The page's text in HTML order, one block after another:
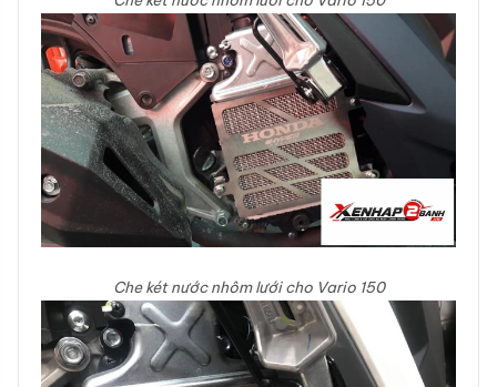
Che két nước nhôm lưới cho Vario 150